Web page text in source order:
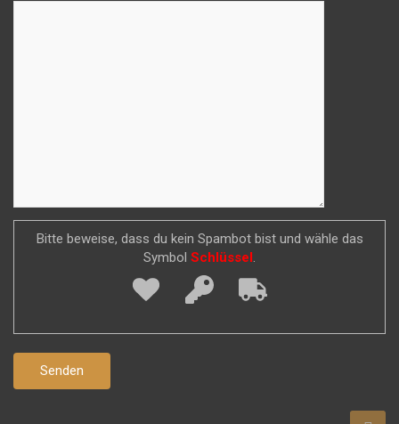
Bitte beweise, dass du kein Spambot bist und wähle das
Symbol Schlüssel.